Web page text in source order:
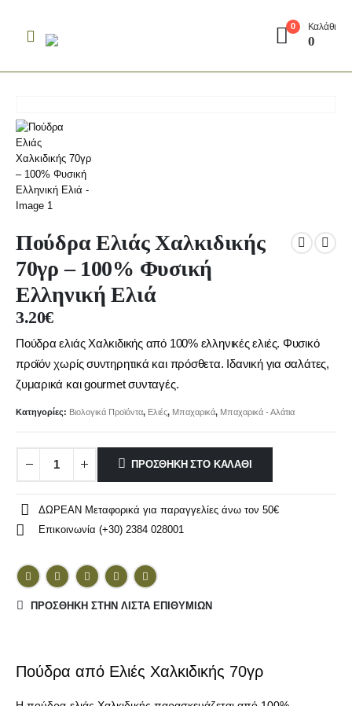
0 Καλάθι
0
Πούδρα Ελιάς Χαλκιδικής
70γρ – 100% Φυσική
Ελληνική Ελιά
3.20€
Πούδρα ελιάς Χαλκιδικής από 100% ελληνικές ελιές. Φυσικό
προϊόν χωρίς συντηρητικά και πρόσθετα. Ιδανική για σαλάτες,
ζυμαρικά και gourmet συνταγές.
Κατηγορίες: Βιολογικά Προϊόντα, Ελιές, Μπαχαρικά, Μπαχαρικά - Αλάτια
ΠΡΟΣΘΉΚΗ ΣΤΟ ΚΑΛΆΘΙ
ΔΩΡΕΑΝ Μεταφορικά για παραγγελίες άνω τον 50€
Επικοινωνία (+30) 2384 028001
ΠΡΌΣΘΉΚΗ ΣΤΗΝ ΛΊΣΤΑ ΕΠΙΘΥΜΙΏΝ
Πούδρα από Ελιές Χαλκιδικής 70γρ